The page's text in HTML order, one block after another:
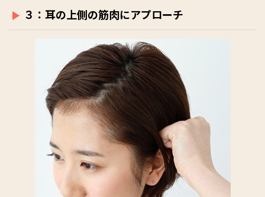
３：耳の上側の筋肉にアプローチ